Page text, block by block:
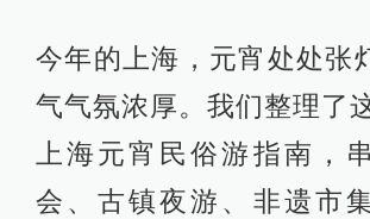
今年的上海，元宵处处张
气气氛浓厚。我们整理了
上海元宵民俗游指南，
会、古镇夜游、非遗市